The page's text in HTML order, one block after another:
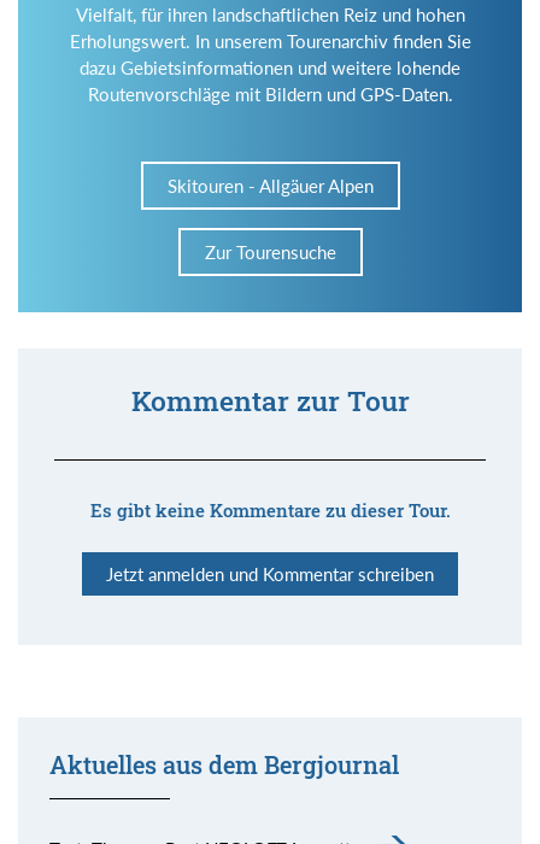
Vielfalt, für ihren landschaftlichen Reiz und hohen
Erholungswert. In unserem Tourenarchiv finden Sie
dazu Gebietsinformationen und weitere lohende
Routenvorschläge mit Bildern und GPS-Daten.
Skitouren - Allgäuer Alpen
Zur Tourensuche
Kommentar zur Tour
Es gibt keine Kommentare zu dieser Tour.
Jetzt anmelden und Kommentar schreiben
Aktuelles aus dem Bergjournal